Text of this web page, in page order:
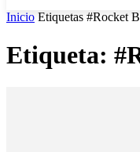
Inicio Etiquetas #Rocket
Etiqueta: